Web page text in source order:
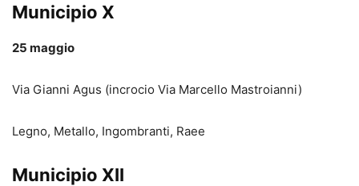
Municipio X
25 maggio
Via Gianni Agus (incrocio Via Marcello Mastroianni)
Legno, Metallo, Ingombranti, Raee
Municipio XII